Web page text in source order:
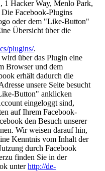
1 Hacker Way, Menlo Park,
Facebook-Plugins
oder dem "Like-Button"
Übersicht über die
plugins/.
wird über das Plugin eine
Browser und dem
erhält dadurch die
unsere Seite besucht
Button" anklicken
eingeloggt sind,
auf Ihrem Facebook-
den Besuch unserer
Wir weisen darauf hin,
Kenntnis vom Inhalt der
durch Facebook
finden Sie in der
unterhttp://de-